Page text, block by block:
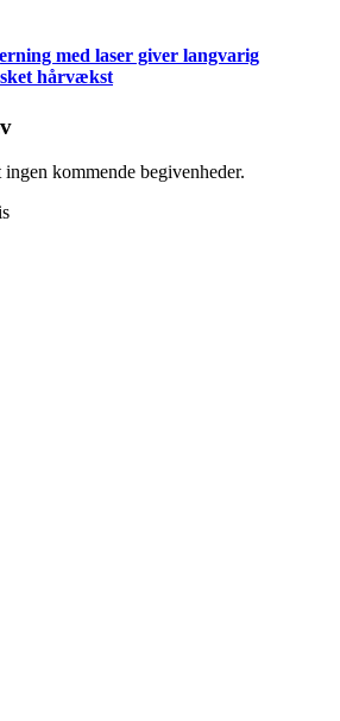
med laser giver langvarig
hårvækst
kommende begivenheder.